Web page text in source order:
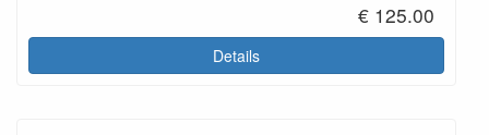
€ 125.00
Details